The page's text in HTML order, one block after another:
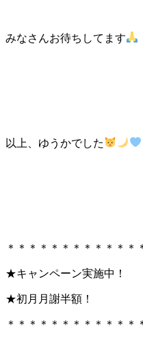
みなさんお待ちしてます
以上、ゆうかでした
＊＊＊＊＊＊＊＊＊＊＊＊
★キャンペーン実施中！
★初月月謝半額！
＊＊＊＊＊＊＊＊＊＊＊＊